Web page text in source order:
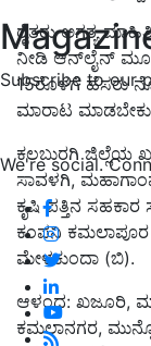
Subscribe to our
We're social.
ರೈತರು ಅಗತ್ಯ
ನೀಡಿ ಆನ್‍ಲೈನ್
15ರೊಳಗೆ ಹೆಸರು
ಮಾರಾಟ
ಕಲಬುರಗಿ ಜಿಲ್ಲೆಯ
ಸಾವಳಗಿ,
ಕೃಷಿ ಪತ್ತಿನ
ಕಂಪನಿ ಕಮಲಾಪೂರ
ಮೇಳಕುಂದಾ (ಬಿ).
ಆಳಂದ: ಖಜೂರಿ,
ಕಮಲಾನಗರ,